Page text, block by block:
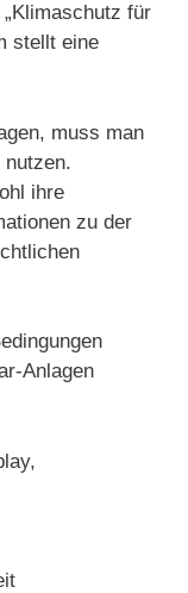
für
stellt eine
muss man
ihre
zu der
Anlagen